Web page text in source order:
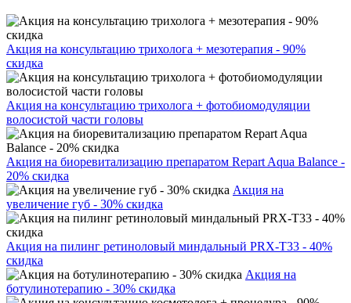
Акция на консультацию трихолога + мезотерапия - 90%
скидка
Акция на консультацию трихолога + фотобиомодуляции
волосистой части головы
Акция на биоревитализацию препаратом Repart Aqua Balance -
20% скидка
Акция на
увеличение губ - 30% скидка
Акция на пилинг ретиноловый миндальный PRX-T33 - 40%
скидка
Акция на
ботулинотерапию - 30% скидка